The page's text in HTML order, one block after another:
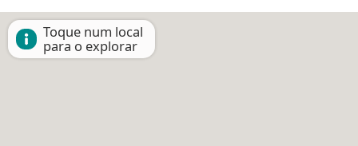
Toque num local
para o explorar